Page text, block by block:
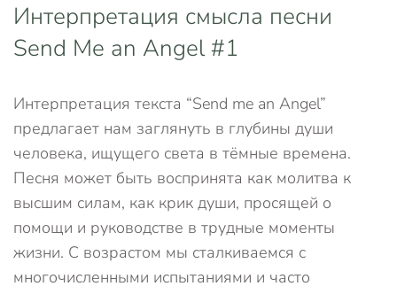
Интерпретация смысла песни
Send Me an Angel #1
Интерпретация текста “Send me an Angel”
предлагает нам заглянуть в глубины души
человека, ищущего света в тёмные времена.
Песня может быть воспринята как молитва к
высшим силам, как крик души, просящей о
помощи и руководстве в трудные моменты
жизни. С возрастом мы сталкиваемся с
многочисленными испытаниями и часто